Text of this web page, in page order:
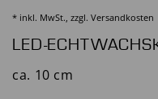
* inkl. MwSt., zzgl. Versandkosten
LED-
ca. 10 cm